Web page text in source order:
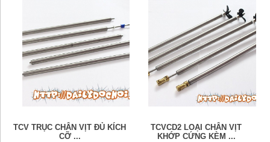
TCV TRỤC CHÂN VỊT ĐỦ KÍCH
CỠ ...
TCVCD2 LOẠI CHÂN VỊT
KHỚP CỨNG KÈM ...